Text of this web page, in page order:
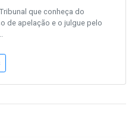
que conheça do
de apelação e o julgue pelo